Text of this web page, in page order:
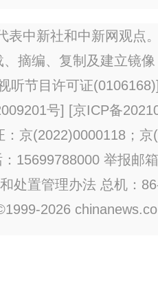
表中新社和中新网观点
摘编、复制及建立镜
听节目许可证(0106168)
号] [京ICP备
：京(2022)0000118；京
15699788000 举报邮
处置管理办法 总机：
2026